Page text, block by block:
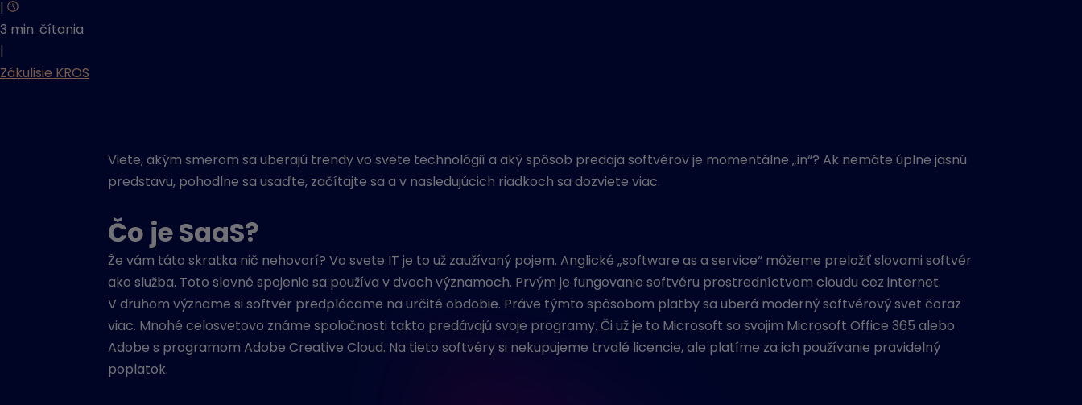
|
3 min. čítania
|
Zákulisie KROS
Viete, akým smerom sa uberajú trendy vo svete technológií a aký spôsob predaja softvérov je momentálne „in“? Ak nemáte úplne jasnú
predstavu, pohodlne sa usaďte, začítajte sa a v nasledujúcich riadkoch sa dozviete viac.
Čo je SaaS?
Že vám táto skratka nič nehovorí? Vo svete IT je to už zaužívaný pojem. Anglické „software as a service“ môžeme preložiť slovami softvér
ako služba. Toto slovné spojenie sa používa v dvoch významoch. Prvým je fungovanie softvéru prostredníctvom cloudu cez internet.
V druhom význame si softvér predplácame na určité obdobie. Práve týmto spôsobom platby sa uberá moderný softvérový svet čoraz
viac. Mnohé celosvetovo známe spoločnosti takto predávajú svoje programy. Či už je to Microsoft so svojim Microsoft Office 365 alebo
Adobe s programom Adobe Creative Cloud. Na tieto softvéry si nekupujeme trvalé licencie, ale platíme za ich používanie pravidelný
poplatok.